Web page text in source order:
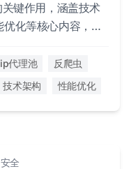
键作用，涵盖技术
化等核心内容，助
ip代理池
反爬虫
技术架构 性能优化
安全